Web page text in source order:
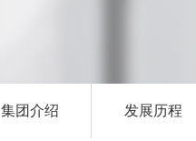
集团介绍 发展历程